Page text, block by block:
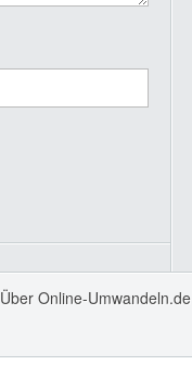
Über Online-Umwandeln.de